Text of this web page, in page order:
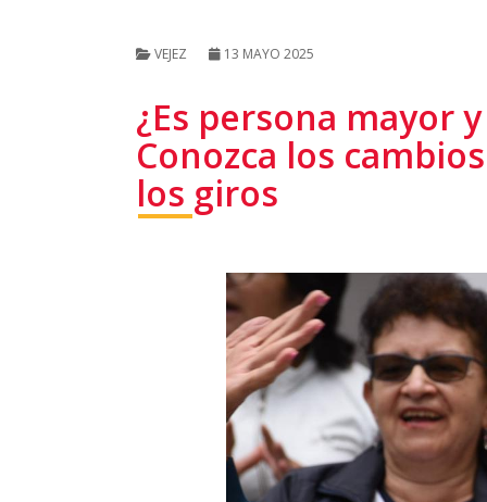
VEJEZ 13 MAYO 2025
¿Es persona mayor
Conozca los
los giros